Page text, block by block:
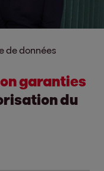
de données
garanties
du